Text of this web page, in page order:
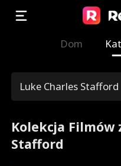
Dom
Luke Charles Stafford
Kolekcja Filmów
Stafford